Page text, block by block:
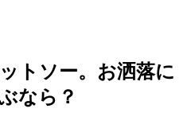
トソー。お洒落に
なら？